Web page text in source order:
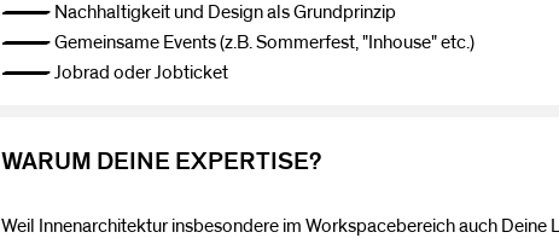
— Nachhaltigkeit und Design als Grundprinzip
— Gemeinsame Events (z.B. Sommerfest, "Inhouse" etc.)
— Jobrad oder Jobticket
WARUM DEINE EXPERTISE?
Weil Innenarchitektur insbesondere im Workspacebereich auch